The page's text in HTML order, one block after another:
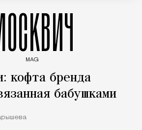
MAG
кофта бренда
бабушками